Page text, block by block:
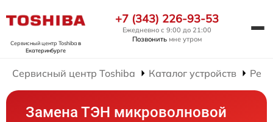
Сервисный центр Toshibaв
Екатеринбурге
+7 (343) 226-93-53
Ежедневно с 9:00 до 21:00
Позвонить мне утром
Сервисный центр Toshiba Каталог устройств
Замена ТЭН микроволновой